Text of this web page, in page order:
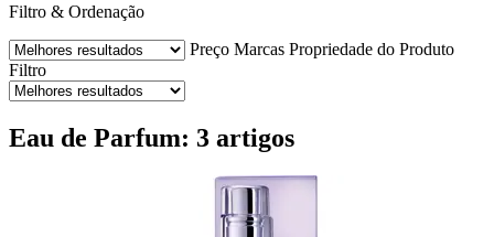
Filtro & Ordenação
Preço Marcas Propriedade do Produto
Filtro
Eau de Parfum: 3 artigos